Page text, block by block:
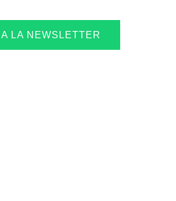
LA NEWSLETTER